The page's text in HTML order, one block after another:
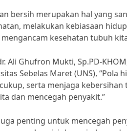
bersih merupakan hal yang
melakukan kebiasaan
kesehatan tubuh
Ali Ghufron Mukti, Sp.PD-
Sebelas Maret (UNS),
serta menjaga
dan mencegah penyakit.”
penting untuk mencegah